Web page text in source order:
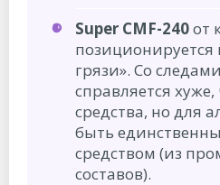
Super CMF-240от
позиционируется
грязи». Со
справляется
средства, но для
быть
средством (из
составов).